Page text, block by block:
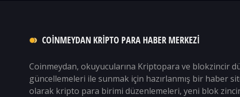
COINMEYDAN KRIPTO PARA HABER MERKEZI
Coinmeydan, okuyucularına Kriptopara ve blokzincir
güncellemeleri ile sunmak için hazırlanmış bir haber
olarak kripto para birimi düzenlemeleri, yeni blok